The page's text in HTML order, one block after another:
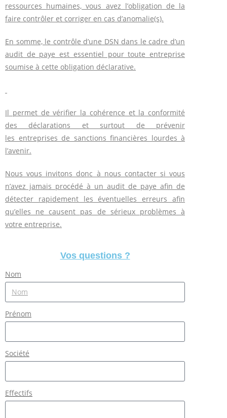
ressources humaines, vous avez l’obligation de la
faire contrôler et corriger en cas d’anomalie(s).
En somme, le contrôle d’une DSN dans le cadre d’un
audit de paye est essentiel pour toute entreprise
soumise à cette obligation déclarative.
Il permet de vérifier la cohérence et la conformité
des déclarations et surtout de prévenir
les entreprises de sanctions financières lourdes à
l’avenir.
Nous vous invitons donc à nous contacter si vous
n’avez jamais procédé à un audit de paye afin de
détecter rapidement les éventuelles erreurs afin
qu’elles ne causent pas de sérieux problèmes à
votre entreprise.
Vos questions ?
Nom
Prénom
Société
Effectifs